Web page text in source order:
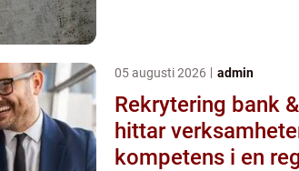
05 augusti 2026 admin
Rekrytering bank &
hittar
kompetens i en